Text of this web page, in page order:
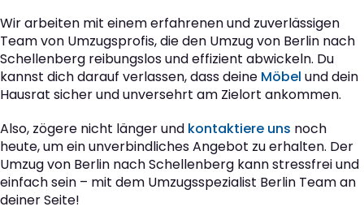
Wir arbeiten mit einem erfahrenen und zuverlässigen
Team von Umzugsprofis, die den Umzug von Berlin nach
Schellenberg reibungslos und effizient abwickeln. Du
kannst dich darauf verlassen, dass deine Möbel und dein
Hausrat sicher und unversehrt am Zielort ankommen.
Also, zögere nicht länger und kontaktiere uns noch
heute, um ein unverbindliches Angebot zu erhalten. Der
Umzug von Berlin nach Schellenberg kann stressfrei und
einfach sein – mit dem Umzugsspezialist Berlin Team an
deiner Seite!